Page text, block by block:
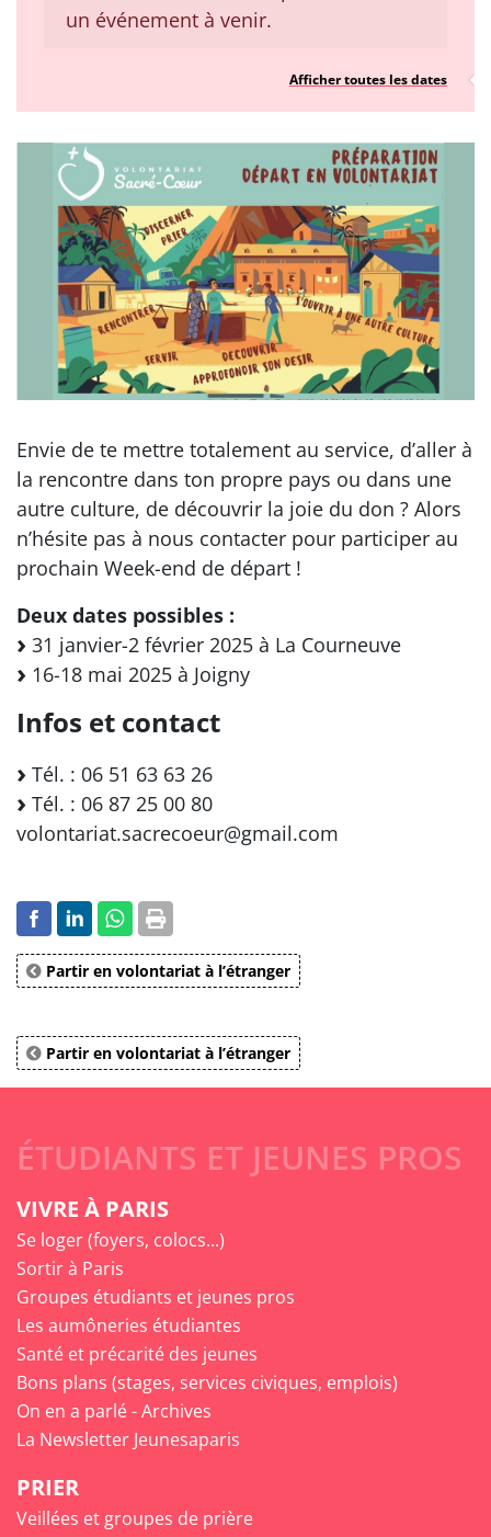
un événement à venir.
Afficher toutes les dates
Envie de te mettre totalement au service, d’aller à
la rencontre dans ton propre pays ou dans une
autre culture, de découvrir la joie du don ? Alors
n’hésite pas à nous contacter pour participer au
prochain Week-end de départ !
Deux dates possibles :
31 janvier-2 février 2025 à La Courneuve
16-18 mai 2025 à Joigny
Infos et contact
Tél. : 06 51 63 63 26
Tél. : 06 87 25 00 80
volontariat.sacrecoeur@gmail.com
Partir en volontariat à l’étranger
Partir en volontariat à l’étranger
ÉTUDIANTS ET JEUNES PROS
VIVRE À PARIS
Se loger (foyers, colocs...)
Sortir à Paris
Groupes étudiants et jeunes pros
Les aumôneries étudiantes
Santé et précarité des jeunes
Bons plans (stages, services civiques, emplois)
On en a parlé - Archives
La Newsletter Jeunesaparis
PRIER
Veillées et groupes de prière